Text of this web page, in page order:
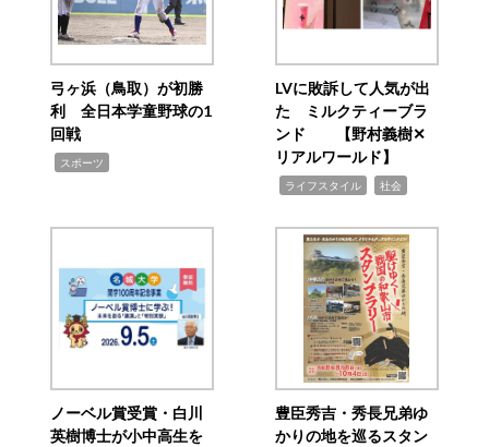
弓ヶ浜（鳥取）が初勝
利 全日本学童野球の1
回戦
スポーツ
LVに敗訴して人気が出
た ミルクティーブラ
ンド 【野村義樹✕
リアルワールド】
ライフスタイル 社会
ノーベル賞受賞・白川
英樹博士が小中高生を
豊臣秀吉・秀長兄弟ゆ
かりの地を巡るスタン